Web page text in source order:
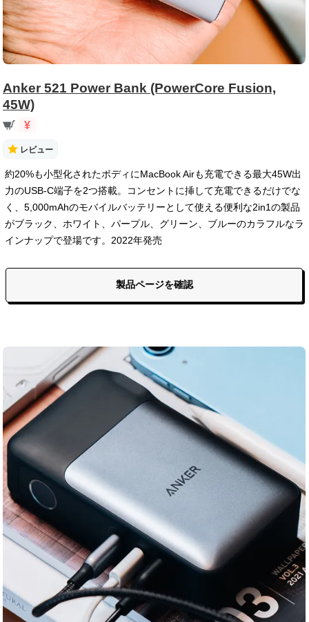
Anker 521 Power Bank (PowerCore Fusion,
45W)
¥
レビュー
約20%も小型化されたボディにMacBook Airも充電できる最大45W出
力のUSB-C端子を2つ搭載。コンセントに挿して充電できるだけでな
く、5,000mAhのモバイルバッテリーとして使える便利な2in1の製品
がブラック、ホワイト、パープル、グリーン、ブルーのカラフルなラ
インナップで登場です。2022年発売
製品ページを確認